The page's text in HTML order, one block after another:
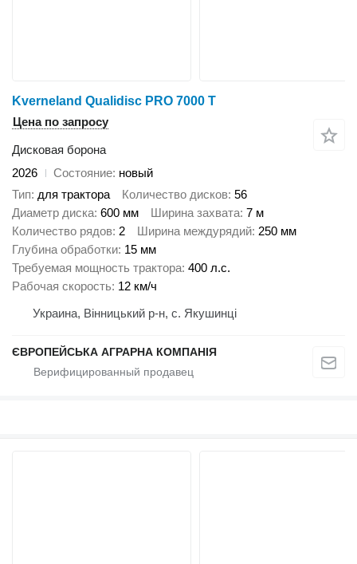
Kverneland Qualidisc PRO 7000 T
Цена по запросу
Дисковая борона
2026
Состояние новый
Тип для трактора Количество дисков 56
Диаметр диска 600 мм Ширина захвата 7 м
Количество рядов 2 Ширина междурядий 250 мм
Глубина обработки 15 мм
Требуемая мощность трактора 400 л.с.
Рабочая скорость 12 км/ч
Украина, Вінницький р-н, с. Якушинці
ЄВРОПЕЙСЬКА АГРАРНА КОМПАНІЯ